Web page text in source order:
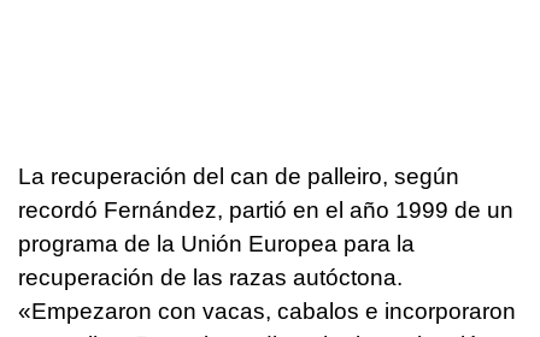
La recuperación del can de palleiro, según
recordó Fernández, partió en el año 1999 de un
programa de la Unión Europea para la
recuperación de las razas autóctona.
«Empezaron con vacas, cabalos e incorporaron